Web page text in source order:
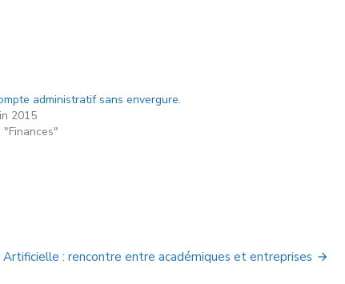
administratif sans envergure.
2015
"Finances"
: rencontre entre académiques et entreprises